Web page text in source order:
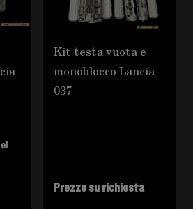
Kit testa vuota e
monoblocco Lancia
037
Prezzo su richiesta